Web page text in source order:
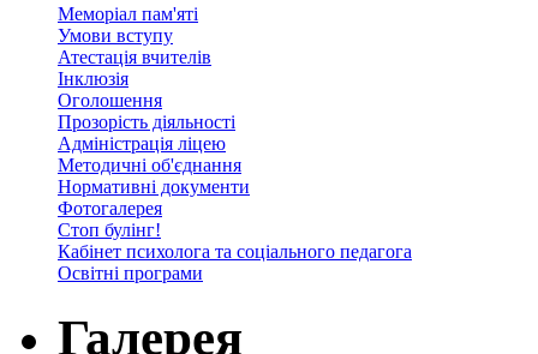
Меморіал пам'яті
Умови вступу
Атестація вчителів
Інклюзія
Оголошення
Прозорість діяльності
Адміністрація ліцею
Методичні об'єднання
Нормативні документи
Фотогалерея
Стоп булінг!
Кабінет психолога та соціального педагога
Освітні програми
Галерея